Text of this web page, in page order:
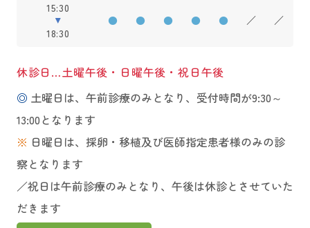
15:30
18:30
● ● ● ● ● ／ ／
休診日…土曜午後・日曜午後・祝日午後
◎ 土曜日は、午前診療のみとなり、受付時間が9:30～
13:00となります
※ 日曜日は、採卵・移植及び医師指定患者様のみの診
察となります
／祝日は午前診療のみとなり、午後は休診とさせていた
だきます